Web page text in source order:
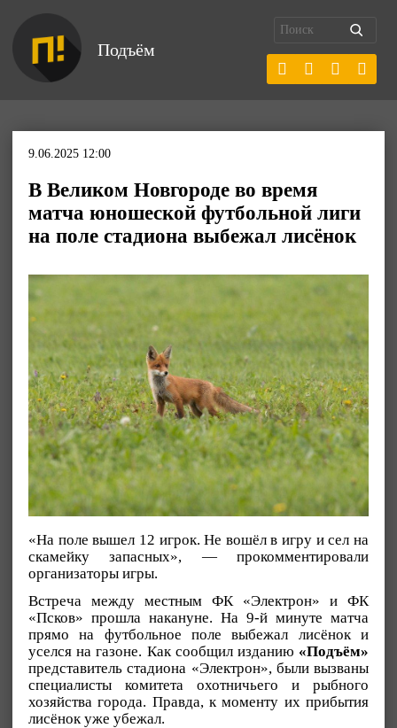
Подъём
9.06.2025 12:00
В Великом Новгороде во время
матча юношеской футбольной лиги
на поле стадиона выбежал лисёнок
«На поле вышел 12 игрок. Не вошёл в игру и сел на
скамейку запасных», — прокомментировали
организаторы игры.
Встреча между местным ФК «Электрон» и ФК
«Псков» прошла накануне. На 9-й минуте матча
прямо на футбольное поле выбежал лисёнок и
уселся на газоне. Как сообщил изданию «Подъём»
представитель стадиона «Электрон», были вызваны
специалисты комитета охотничьего и рыбного
хозяйства города. Правда, к моменту их прибытия
лисёнок уже убежал.